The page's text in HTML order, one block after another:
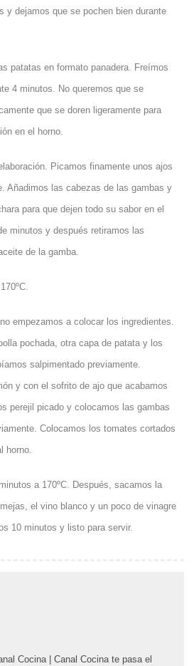
y dejamos que se pochen bien durante
patatas en formato panadera. Freímos
4 minutos. No queremos que se
que se doren ligeramente para
en el horno.
Picamos finamente unos ajos
Añadimos las cabezas de las gambas y
para que dejen todo su sabor en el
minutos y después retiramos las
de la gamba.
empezamos a colocar los ingredientes.
pochada, otra capa de patata y los
salpimentado previamente.
y con el sofrito de ajo que acabamos
perejil picado y colocamos las gambas
Colocamos los tomates cortados
horno.
a 170ºC. Después, sacamos la
el vino blanco y un poco de vinagre
10 minutos y listo para servir.
Cocina| Canal Cocina te pasa el